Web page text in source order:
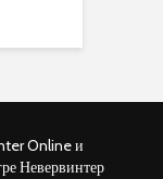
Online и
Невервинтер